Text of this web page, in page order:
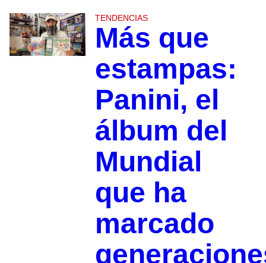
TENDENCIAS
Más que
estampas:
Panini, el
álbum del
Mundial
que ha
marcado